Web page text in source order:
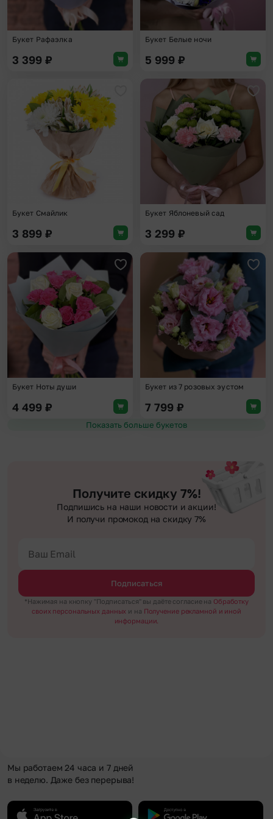
Букет Рафаэлка
3 399 ₽
Букет Белые ночи
5 999 ₽
Добавить в избранное
Букет Смайлик
3 899 ₽
Букет Яблоневый сад
3 299 ₽
Добавить в избранное
Букет Ноты души
4 499 ₽
Букет из 7 розовых эустом
7 799 ₽
Показать больше букетов
Получите скидку 7%!
Подпишись на наши новости и акции!
И получи промокод на скидку 7%
Подписаться
*Нажимая на кнопку "Подписаться" вы даёте согласие на Обработку
своих персональных данных и на Получение рекламной и иной
информации.
Мы работаем 24 часа и 7 дней
в неделю. Даже без перерыва!